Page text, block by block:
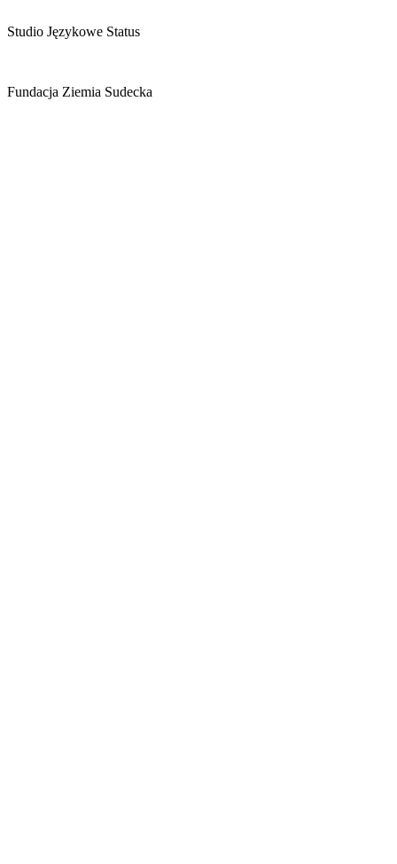
Studio Językowe Status
Fundacja Ziemia Sudecka